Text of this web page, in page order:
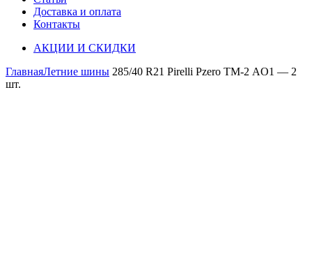
Доставка и оплата
Контакты
АКЦИИ И СКИДКИ
ГлавнаяЛетние шины 285/40 R21 Pirelli Pzero ТМ-2 AO1 — 2
шт.